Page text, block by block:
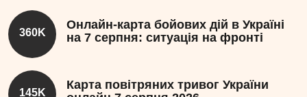
360K
Онлайн-карта бойових дій в Україні
на 7 серпня: ситуація на фронті
145K
Карта повітряних тривог України